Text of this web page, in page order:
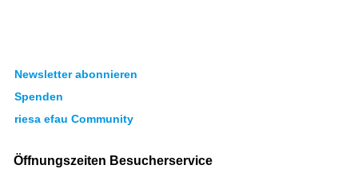
Newsletter abonnieren
Spenden
riesa efau Community
Öffnungszeiten Besucherservice